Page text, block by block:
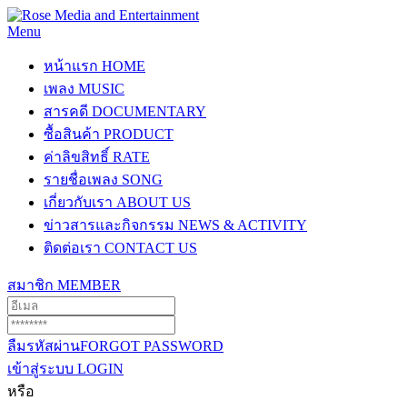
Menu
หน้าแรก HOME
เพลง MUSIC
สารคดี DOCUMENTARY
ซื้อสินค้า PRODUCT
ค่าลิขสิทธิ์ RATE
รายชื่อเพลง SONG
เกี่ยวกับเรา ABOUT US
ข่าวสารและกิจกรรม NEWS & ACTIVITY
ติดต่อเรา CONTACT US
สมาชิก MEMBER
ลืมรหัสผ่านFORGOT PASSWORD
เข้าสู่ระบบ LOGIN
หรือ